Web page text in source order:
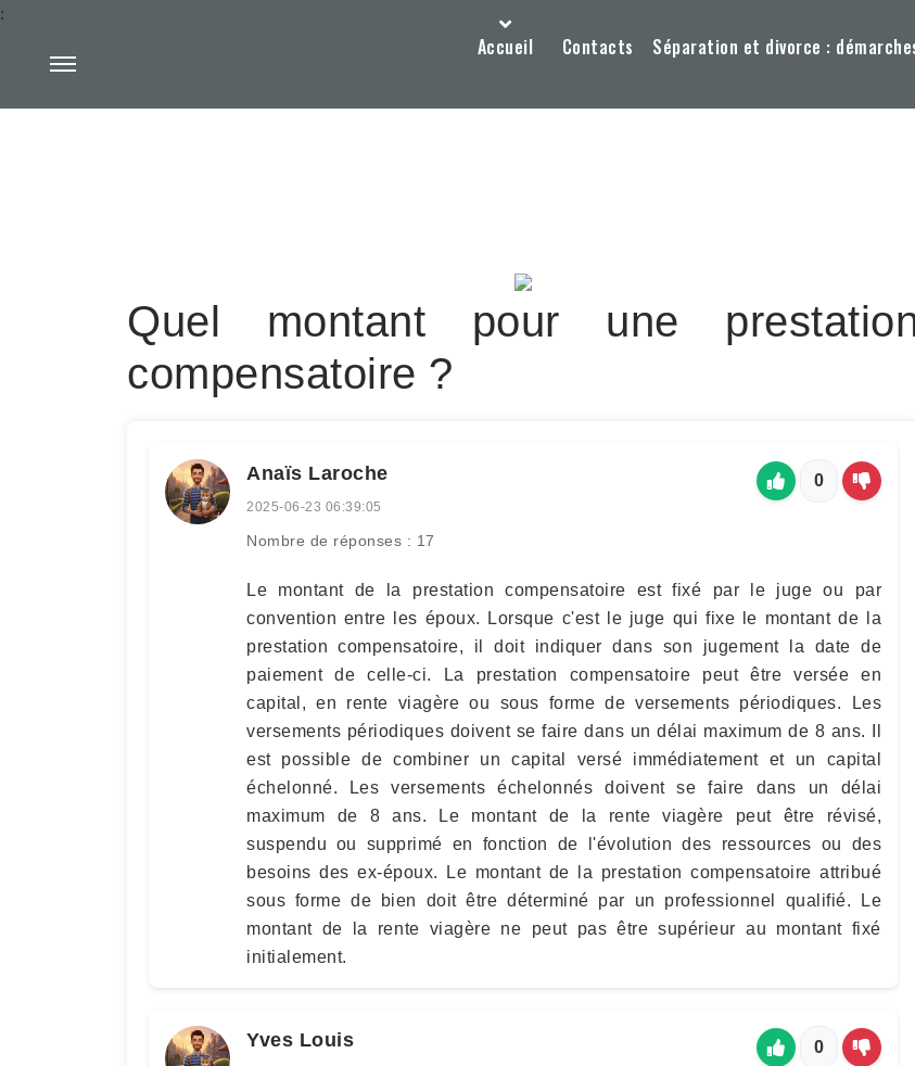
Accueil Contacts Séparation et divorce :
:
Quel montant pour une
compensatoire ?
Anaïs Laroche
2025-06-23 06:39:05
Nombre de réponses : 17
0
Le montant de la prestation compensatoire est fixé par le juge ou par
convention entre les époux. Lorsque c'est le juge qui fixe le montant de la
prestation compensatoire, il doit indiquer dans son jugement la date de
paiement de celle-ci. La prestation compensatoire peut être versée en
capital, en rente viagère ou sous forme de versements périodiques. Les
versements périodiques doivent se faire dans un délai maximum de 8 ans. Il
est possible de combiner un capital versé immédiatement et un capital
échelonné. Les versements échelonnés doivent se faire dans un délai
maximum de 8 ans. Le montant de la rente viagère peut être révisé,
suspendu ou supprimé en fonction de l'évolution des ressources ou des
besoins des ex-époux. Le montant de la prestation compensatoire attribué
sous forme de bien doit être déterminé par un professionnel qualifié. Le
montant de la rente viagère ne peut pas être supérieur au montant fixé
initialement.
Yves Louis 0